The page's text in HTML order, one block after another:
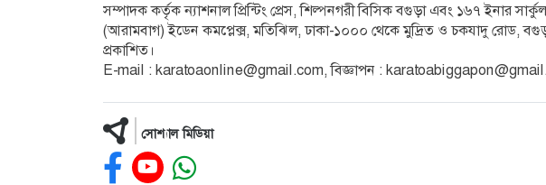
সম্পাদক কর্তৃক ন্যাশনাল প্রিন্টিং প্রেস, শিল্পনগরী বিসিক বগুড়া এবং ১৬৭ ইনার
(আরামবাগ) ইডেন কমপ্লেক্স, মতিঝিল, ঢাকা-১০০০ থেকে মুদ্রিত ও চকযাদু রোড,
প্রকাশিত।
E-mail : karatoaonline@gmail.com, বিজ্ঞাপন :
সোশ্যাল মিডিয়া